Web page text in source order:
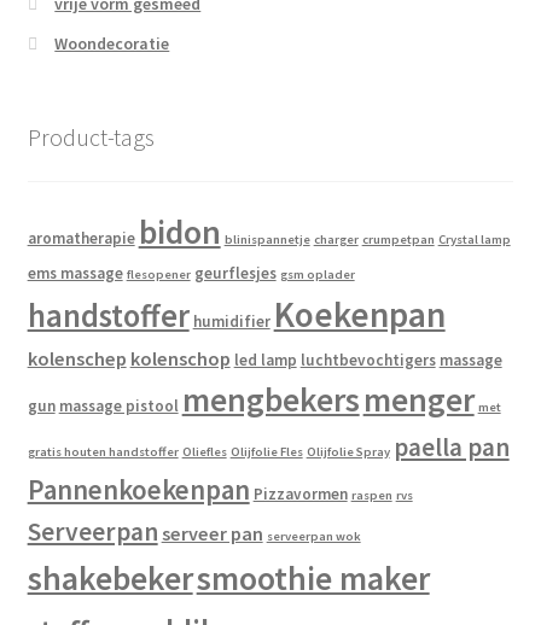
Woondecoratie
Product-tags
aromatherapie bidon blinispannetje charger crumpetpan Crystal lamp
ems massage flesopener geurflesjes gsm oplader
handstoffer humidifier Koekenpan
kolenschep kolenschop led lamp luchtbevochtigers massage
gun massage pistool mengbekersmenger met
gratis houten handstoffer Oliefles Olijfolie Fles Olijfolie Spray paella pan
Pannenkoekenpan Pizzavormen raspen rvs
Serveerpan serveer pan serveerpan wok
shakebekersmoothie maker